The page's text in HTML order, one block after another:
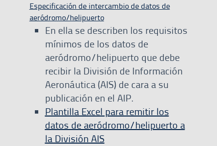
Especificación de intercambio de datos de
aeródromo/helipuerto
En ella se describen los requisitos
mínimos de los datos de
aeródromo/helipuerto que debe
recibir la División de Información
Aeronáutica (AIS) de cara a su
publicación en el AIP.
Plantilla Excel para remitir los
datos de aeródromo/helipuerto a
la División AIS